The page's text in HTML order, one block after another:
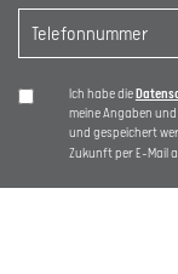
Ich habe die
meine Angaben
und gespeichert
Zukunft per E-Mail